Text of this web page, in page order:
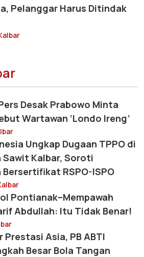
Pelanggar Harus Ditindak
Desak Prabowo Minta
Wartawan ‘Londo Ireng’
Ungkap Dugaan TPPO di
Sawit Kalbar, Soroti
Bersertifikat RSPO-ISPO
Pontianak–Mempawah
Abdullah: Itu Tidak Benar!
Prestasi Asia, PB ABTI
Besar Bola Tangan